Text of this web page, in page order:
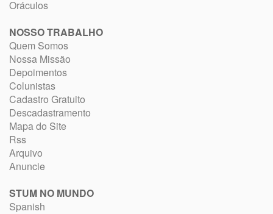
Oráculos
NOSSO TRABALHO
Quem Somos
Nossa Missão
Depoimentos
Colunistas
Cadastro Gratuito
Descadastramento
Mapa do Site
Rss
Arquivo
Anuncie
STUM NO MUNDO
Spanish